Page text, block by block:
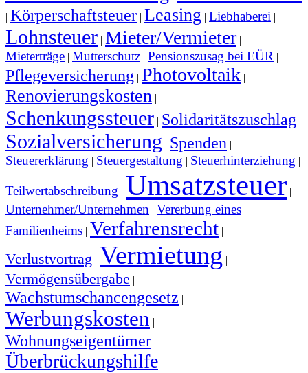
| Körperschaftsteuer | Leasing | Liebhaberei |
Lohnsteuer | Mieter/Vermieter |
Mieterträge | Mutterschutz | Pensionszusag bei EÜR |
Pflegeversicherung | Photovoltaik |
Renovierungskosten |
Schenkungssteuer | Solidaritätszuschlag |
Sozialversicherung | Spenden |
Steuererklärung | Steuergestaltung | Steuerhinterziehung |
Teilwertabschreibung | Umsatzsteuer |
Unternehmer/Unternehmen | Vererbung eines
Familienheims | Verfahrensrecht |
Verlustvortrag | Vermietung |
Vermögensübergabe |
Wachstumschancengesetz |
Werbungskosten |
Wohnungseigentümer |
Überbrückungshilfe